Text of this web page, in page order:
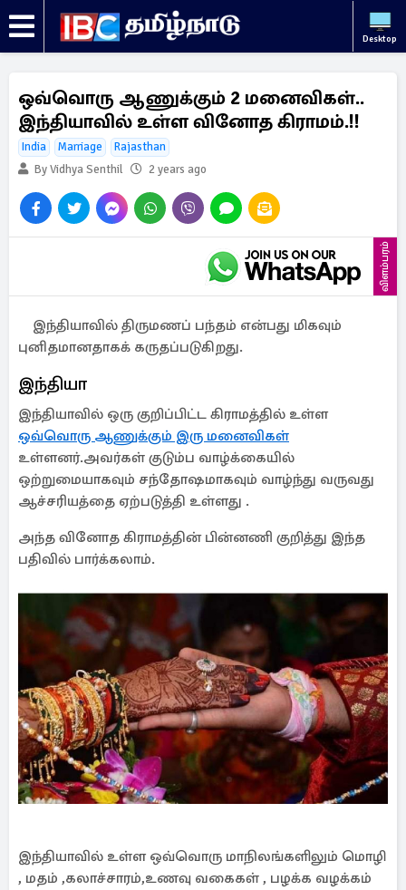
Desktop
ஒவ்வொரு ஆணுக்கும் 2 மனைவிகள்..
இந்தியாவில் உள்ள வினோத கிராமம்.!!
India Marriage
Rajasthan
By Vidhya Senthil
2 years ago
விளம்பரம்
இந்தியாவில் திருமணப் பந்தம் என்பது மிகவும்
புனிதமானதாகக் கருதப்படுகிறது.
இந்தியா
இந்தியாவில் ஒரு குறிப்பிட்ட கிராமத்தில் உள்ள
ஒவ்வொரு ஆணுக்கும் இரு மனைவிகள்
உள்ளனர்.அவர்கள் குடும்ப வாழ்க்கையில்
ஒற்றுமையாகவும் சந்தோஷமாகவும் வாழ்ந்து வருவது
ஆச்சரியத்தை ஏற்படுத்தி உள்ளது .
அந்த வினோத கிராமத்தின் பின்னணி குறித்து இந்த
பதிவில் பார்க்கலாம்.
இந்தியாவில் உள்ள ஒவ்வொரு மாநிலங்களிலும் மொழி
, மதம் ,கலாச்சாரம்,உணவு வகைகள் , பழக்க வழக்கம்